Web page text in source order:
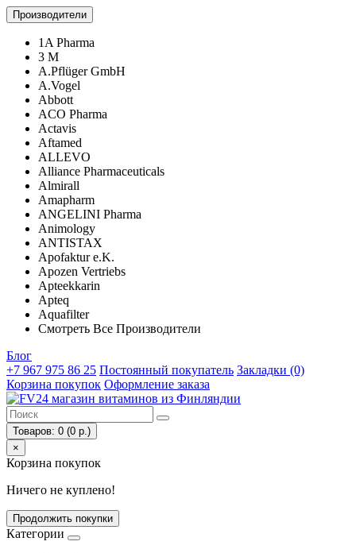
Производители
1A Pharma
3 M
A.Pflüger GmbH
A.Vogel
Abbott
ACO Pharma
Actavis
Aftamed
ALLEVO
Alliance Pharmaceuticals
Almirall
Amapharm
ANGELINI Pharma
Animology
ANTISTAX
Apofaktur e.K.
Apozen Vertriebs
Apteekkarin
Apteq
Aquafilter
Смотреть Все Производители
Блог
+7 967 975 86 25 Постоянный покупатель Закладки (0)
Корзина покупок Оформление заказа
Товаров: 0 (0 р.)
×
Корзина покупок
Ничего не куплено!
Продолжить покупки
Категории